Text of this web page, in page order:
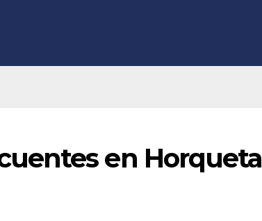
en Horqueta